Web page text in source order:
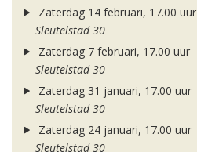
Zaterdag 14 februari, 17.00 uur
Sleutelstad 30
Zaterdag 7 februari, 17.00 uur
Sleutelstad 30
Zaterdag 31 januari, 17.00 uur
Sleutelstad 30
Zaterdag 24 januari, 17.00 uur
Sleutelstad 30